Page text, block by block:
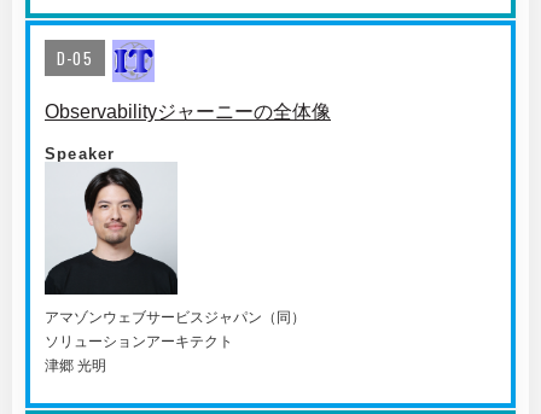
D-05
Observabilityジャーニーの全体像
Speaker
アマゾンウェブサービスジャパン（同）
ソリューションアーキテクト
津郷 光明